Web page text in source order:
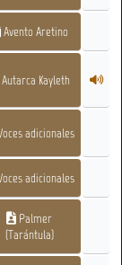
Avento Aretino
Kayleth
adicionales
adicionales
Palmer
(Tarántula)